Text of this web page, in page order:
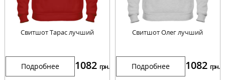
Свитшот Тарас лучший
Подробнее 1082 грн.
Свитшот Олег лучший
Подробнее 1082 грн.